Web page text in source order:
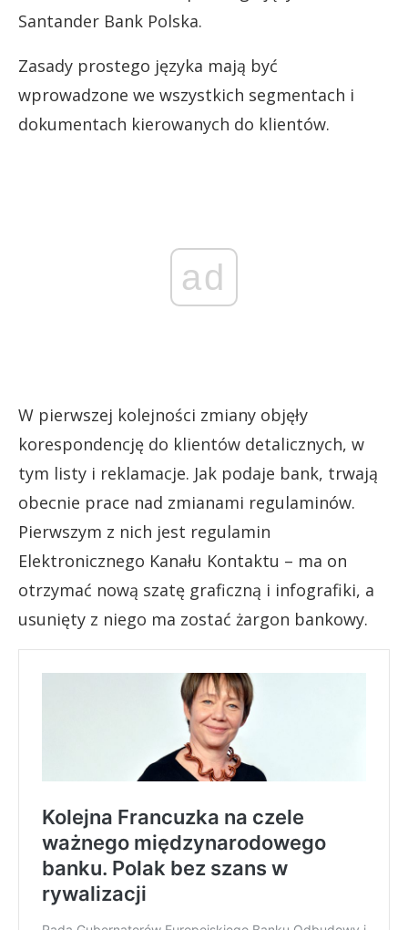
Santander Bank Polska.
Zasady prostego języka mają być
wprowadzone we wszystkich segmentach i
dokumentach kierowanych do klientów.
ad
W pierwszej kolejności zmiany objęły
korespondencję do klientów detalicznych, w
tym listy i reklamacje. Jak podaje bank, trwają
obecnie prace nad zmianami regulaminów.
Pierwszym z nich jest regulamin
Elektronicznego Kanału Kontaktu – ma on
otrzymać nową szatę graficzną i infografiki, a
usunięty z niego ma zostać żargon bankowy.